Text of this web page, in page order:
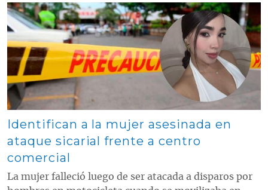
Contenido multimedia principal
Identifican a la mujer asesinada en
ataque sicarial frente a centro
comercial
La mujer falleció luego de ser atacada a disparos por